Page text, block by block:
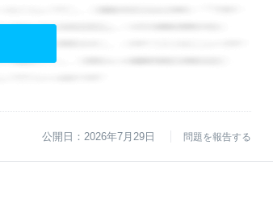
公開日：2026年7月29日 問題を報告する